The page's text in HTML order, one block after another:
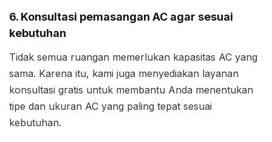
6. Konsultasi pemasangan AC agar sesuai
kebutuhan
Tidak semua ruangan memerlukan kapasitas AC yang
sama. Karena itu, kami juga menyediakan layanan
konsultasi gratis untuk membantu Anda menentukan
tipe dan ukuran AC yang paling tepat sesuai
kebutuhan.